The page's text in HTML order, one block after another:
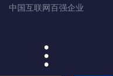
中国互联网百强企业